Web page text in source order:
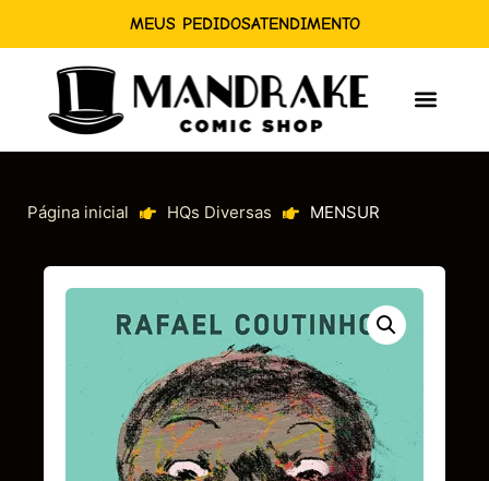
MEUS PEDIDOSATENDIMENTO
Página inicial HQs Diversas MENSUR